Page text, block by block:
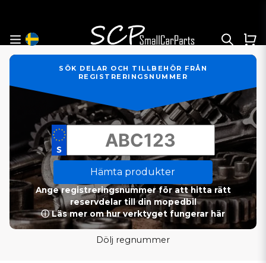
SÖK DELAR OCH TILLBEHÖR FRÅN
REGISTRERINGSNUMMER
Hämta produkter
Ange registreringsnummer för att hitta rätt
reservdelar till din mopedbil
ⓘ Läs mer om hur verktyget fungerar här
Dölj regnummer